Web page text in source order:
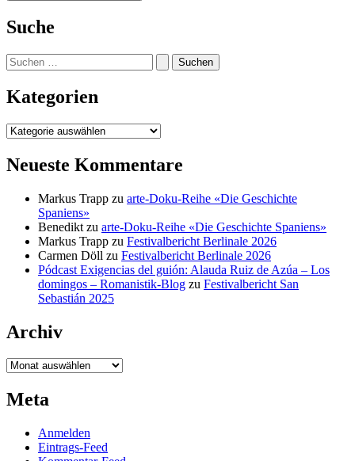
Suche
Suchen
nach:
Kategorien
Kategorien
Neueste Kommentare
Markus Trapp zu arte-Doku-Reihe «Die Geschichte
Spaniens»
Benedikt zu arte-Doku-Reihe «Die Geschichte Spaniens»
Markus Trapp zu Festivalbericht Berlinale 2026
Carmen Döll zu Festivalbericht Berlinale 2026
Pódcast Exigencias del guión: Alauda Ruiz de Azúa – Los
domingos – Romanistik-Blog zu Festivalbericht San
Sebastián 2025
Archiv
Archiv
Meta
Anmelden
Eintrags-Feed